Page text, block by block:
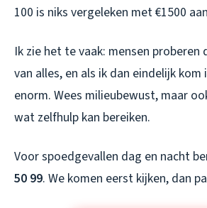
100 is niks vergeleken met €1500
Ik zie het te vaak: mensen proberen
van alles, en als ik dan eindelijk kom
enorm. Wees milieubewust, maar
wat zelfhulp kan bereiken.
Voor spoedgevallen dag en nacht
50 99. We komen eerst kijken, dan